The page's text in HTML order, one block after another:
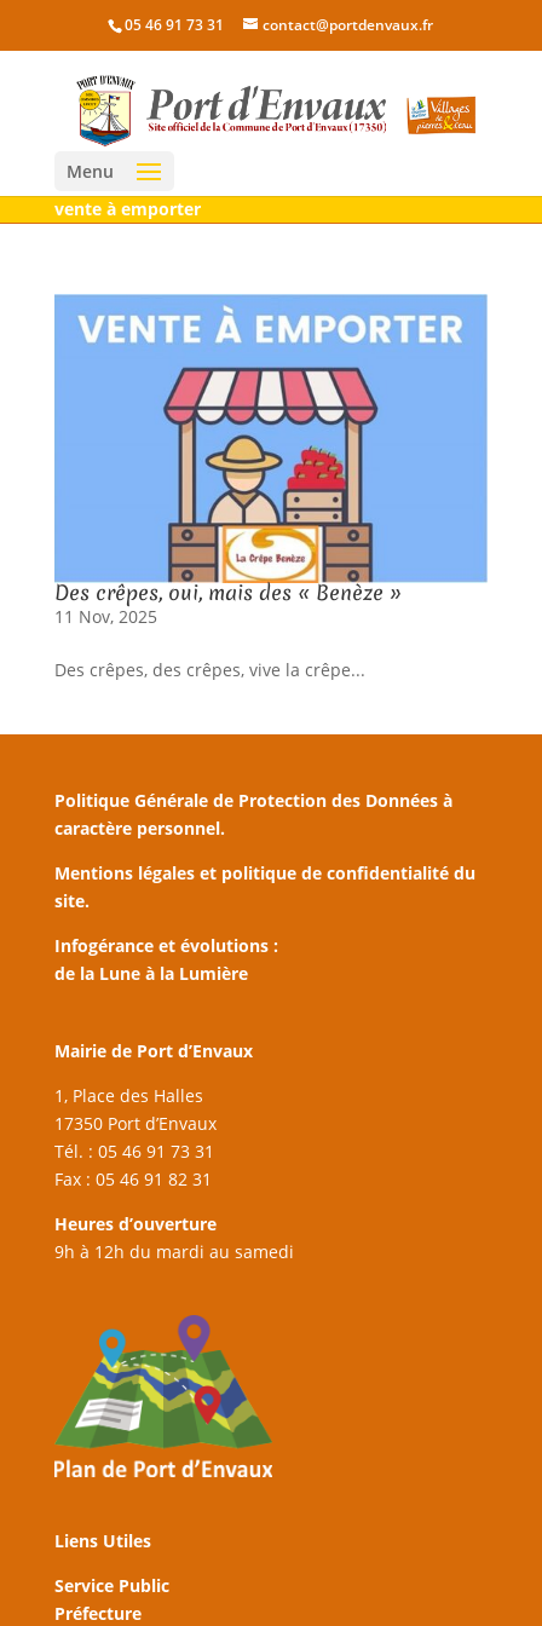
05 46 91 73 31 contact@portdenvaux.fr
Menu
vente à emporter
Des crêpes, oui, mais des « Benèze »
11 Nov, 2025
Des crêpes, des crêpes, vive la crêpe...
Politique Générale de Protection des Données à
caractère personnel.
Mentions légales et politique de confidentialité du
site.
Infogérance et évolutions :
de la Lune à la Lumière
Mairie de Port d’Envaux
1, Place des Halles
17350 Port d’Envaux
Tél. : 05 46 91 73 31
Fax : 05 46 91 82 31
Heures d’ouverture
9h à 12h du mardi au samedi
Liens Utiles
Service Public
Préfecture